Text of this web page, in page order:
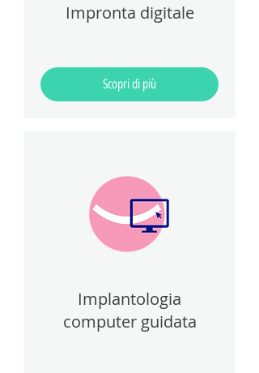
Impronta digitale
Scopri di più
Implantologia
computer guidata